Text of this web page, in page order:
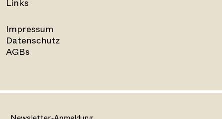
Links
Impressum
Datenschutz
AGBs